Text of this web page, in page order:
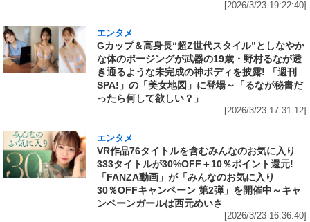
[2026/3/23 19:22:40]
エンタメ
Gカップ＆高身長“超Z世代スタイル”としなやか
な体のポージングが武器の19歳・野村るなが透
き通るような未完成の神ボディを披露! 「週刊
SPA!」の「美女地図」に登場～「るなが秘書だ
ったら何して欲しい？」
[2026/3/23 17:31:12]
エンタメ
VR作品76タイトルを含むみんなのお気に入り
333タイトルが30%OFF＋10％ポイント還元!
「FANZA動画」が「みんなのお気に入り
30％OFFキャンペーン 第2弾」を開催中～キャ
ンペーンガールは西元めいさ
[2026/3/23 16:36:40]